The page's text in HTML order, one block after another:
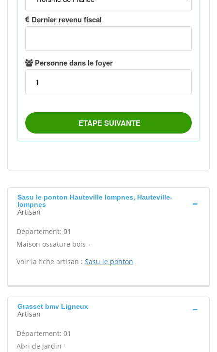
Sasu le ponton Hauteville lompnes, Hauteville-
lompnes
Artisan
Département: 01
Maison ossature bois -
Voir la fiche artisan : Sasu le ponton
Grasset bmv Ligneux
Artisan
Département: 01
Abri de jardin -